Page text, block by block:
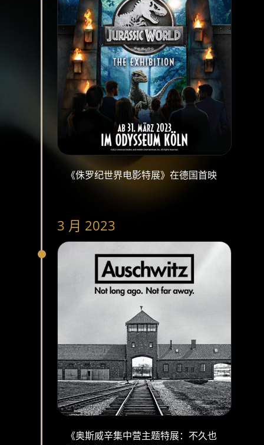
《侏罗纪世界电影特展》在德国首映
3 月 2023
《奥斯威辛集中营主题特展：不久也